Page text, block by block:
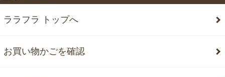
ララフラ トップへ
お買い物かごを確認